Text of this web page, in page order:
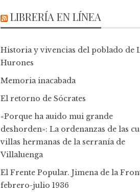
LIBRERÍA EN LÍNEA
Historia y vivencias del poblado de
Hurones
Memoria inacabada
El retorno de Sócrates
«Porque ha auido mui grande
deshorden»: La ordenanzas de las
villas hermanas de la serranía de
Villaluenga
El Frente Popular. Jimena de la
febrero-julio 1936